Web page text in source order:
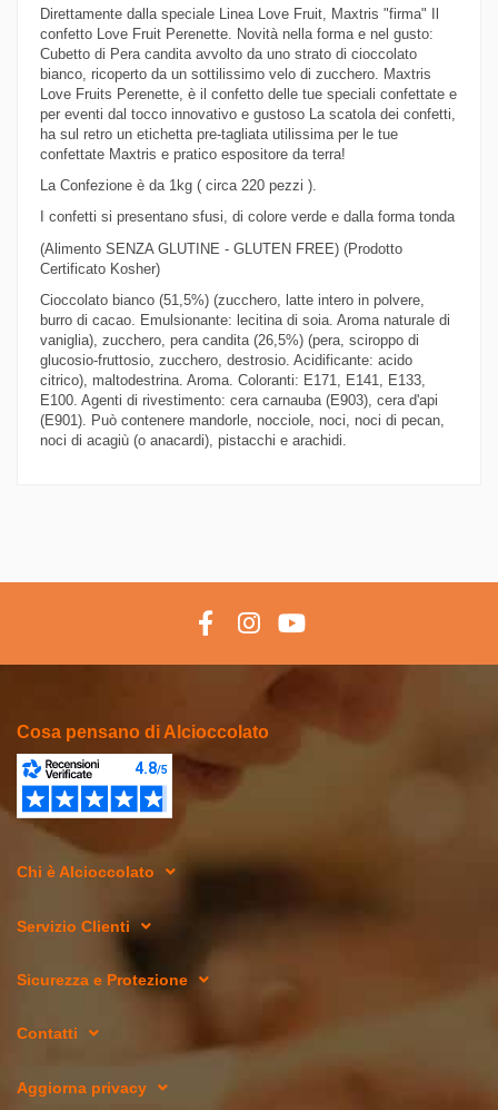
Direttamente dalla speciale Linea Love Fruit, Maxtris "firma" Il
confetto Love Fruit Perenette. Novità nella forma e nel gusto:
Cubetto di Pera candita avvolto da uno strato di cioccolato
bianco, ricoperto da un sottilissimo velo di zucchero. Maxtris
Love Fruits Perenette, è il confetto delle tue speciali confettate e
per eventi dal tocco innovativo e gustoso La scatola dei confetti,
ha sul retro un etichetta pre-tagliata utilissima per le tue
confettate Maxtris e pratico espositore da terra!
La Confezione è da 1kg ( circa 220 pezzi ).
I confetti si presentano sfusi, di colore verde e dalla forma tonda
(Alimento SENZA GLUTINE - GLUTEN FREE) (Prodotto
Certificato Kosher)
Cioccolato bianco (51,5%) (zucchero, latte intero in polvere,
burro di cacao. Emulsionante: lecitina di soia. Aroma naturale di
vaniglia), zucchero, pera candita (26,5%) (pera, sciroppo di
glucosio-fruttosio, zucchero, destrosio. Acidificante: acido
citrico), maltodestrina. Aroma. Coloranti: E171, E141, E133,
E100. Agenti di rivestimento: cera carnauba (E903), cera d'api
(E901). Può contenere mandorle, nocciole, noci, noci di pecan,
noci di acagiù (o anacardi), pistacchi e arachidi.
Cosa pensano di Alcioccolato
Chi è Alcioccolato
Servizio Clienti
Sicurezza e Protezione
Contatti
Aggiorna privacy